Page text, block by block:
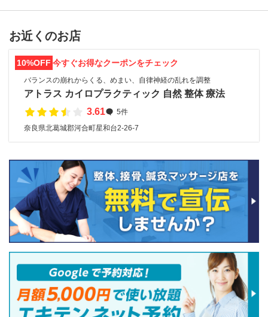
お近くのお店
10%OFF 今すぐお得なクーポンをチェック
バランスの崩れからくる、めまい、自律神経の乱れを調整
アトラス カイロプラクティック 自然 整体 療法
3.61
5件
奈良県北葛城郡河合町星和台2-26-7